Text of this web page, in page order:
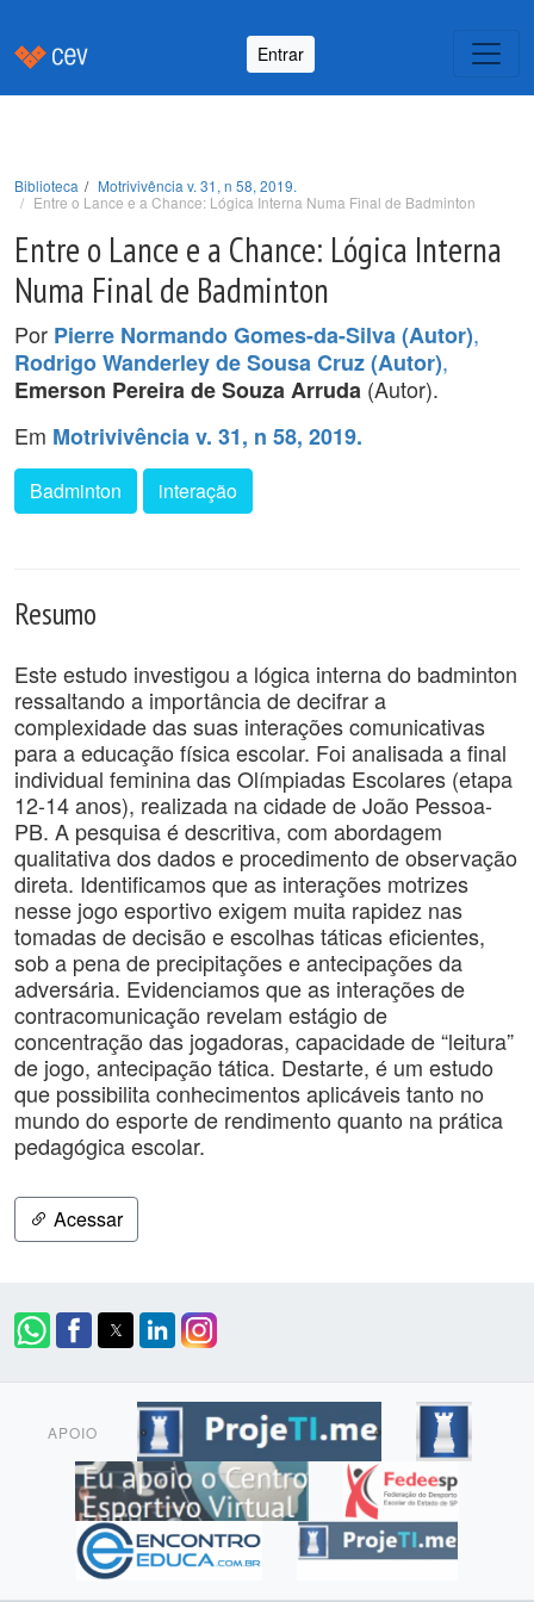
Entrar
Biblioteca
Motrivivência v. 31, n 58, 2019.
Entre o Lance e a Chance: Lógica Interna Numa Final de Badminton
Entre o Lance e a Chance: Lógica Interna
Numa Final de Badminton
Por Pierre Normando Gomes-da-Silva (Autor),
Rodrigo Wanderley de Sousa Cruz (Autor),
Emerson Pereira de Souza Arruda (Autor).
Em Motrivivência v. 31, n 58, 2019.
Badminton interação
Resumo
Este estudo investigou a lógica interna do badminton
ressaltando a importância de decifrar a
complexidade das suas interações comunicativas
para a educação física escolar. Foi analisada a final
individual feminina das Olímpiadas Escolares (etapa
12-14 anos), realizada na cidade de João Pessoa-
PB. A pesquisa é descritiva, com abordagem
qualitativa dos dados e procedimento de observação
direta. Identificamos que as interações motrizes
nesse jogo esportivo exigem muita rapidez nas
tomadas de decisão e escolhas táticas eficientes,
sob a pena de precipitações e antecipações da
adversária. Evidenciamos que as interações de
contracomunicação revelam estágio de
concentração das jogadoras, capacidade de “leitura”
de jogo, antecipação tática. Destarte, é um estudo
que possibilita conhecimentos aplicáveis tanto no
mundo do esporte de rendimento quanto na prática
pedagógica escolar.
Acessar
APOIO